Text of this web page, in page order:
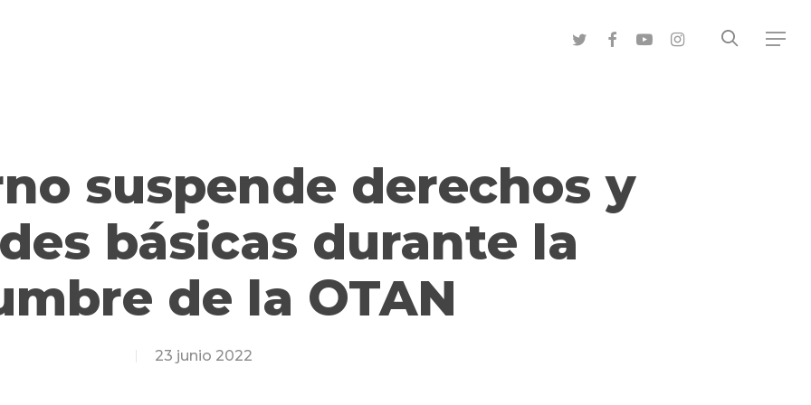
Menu
twitter facebookyoutubeinstagram search
suspende derechos y
básicas durante la
de la OTAN
23 junio 2022